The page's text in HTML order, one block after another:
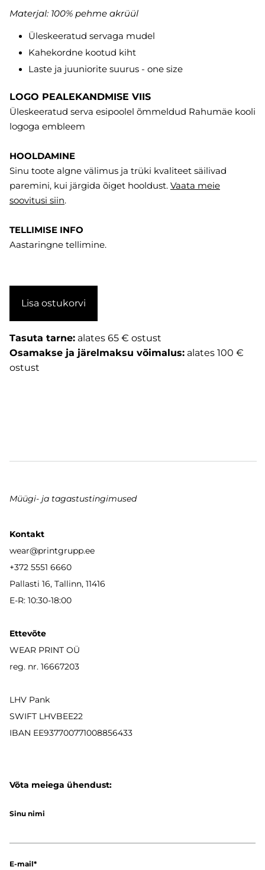
Materjal: 100% pehme akrüül
Üleskeeratud servaga mudel
Kahekordne kootud kiht
Laste ja juuniorite suurus - one size
LOGO PEALEKANDMISE VIIS
Üleskeeratud serva esipoolel õmmeldud Rahumäe kooli
logoga embleem
HOOLDAMINE
Sinu toote algne välimus ja trüki kvaliteet säilivad
paremini, kui järgida õiget hooldust. Vaata meie
soovitusi siin.
TELLIMISE INFO
Aastaringne tellimine.
Lisa ostukorvi
Tasuta tarne: alates 65 € ostust
Osamakse ja järelmaksu võimalus: alates 100 €
ostust
Müügi- ja tagastustingimused
Kontakt
wear@printgrupp.ee
+372 5551 6660
Pallasti 16, Tallinn, 11416
E-R: 10:30-18:00
Ettevõte
WEAR PRINT OÜ
reg. nr. 16667203
LHV Pank
SWIFT LHVBEE22
IBAN EE937700771008856433
Võta meiega ühendust:
Sinu nimi
E-mail